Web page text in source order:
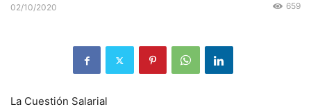
02/10/2020 659
La Cuestión Salarial